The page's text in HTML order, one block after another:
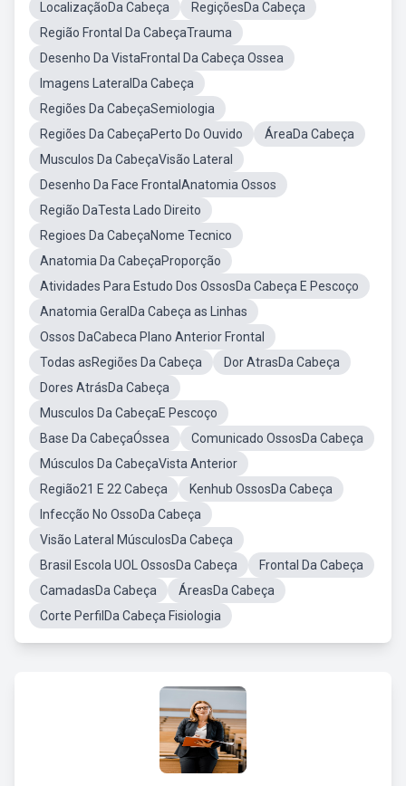
LocalizaçãoDa Cabeça
RegiçõesDa Cabeça
Região Frontal Da CabeçaTrauma
Desenho Da VistaFrontal Da Cabeça Ossea
Imagens LateralDa Cabeça
Regiões Da CabeçaSemiologia
Regiões Da CabeçaPerto Do Ouvido
ÁreaDa Cabeça
Musculos Da CabeçaVisão Lateral
Desenho Da Face FrontalAnatomia Ossos
Região DaTesta Lado Direito
Regioes Da CabeçaNome Tecnico
Anatomia Da CabeçaProporção
Atividades Para Estudo Dos OssosDa Cabeça E Pescoço
Anatomia GeralDa Cabeça as Linhas
Ossos DaCabeca Plano Anterior Frontal
Todas asRegiões Da Cabeça
Dor AtrasDa Cabeça
Dores AtrásDa Cabeça
Musculos Da CabeçaE Pescoço
Base Da CabeçaÓssea
Comunicado OssosDa Cabeça
Músculos Da CabeçaVista Anterior
Região21 E 22 Cabeça
Kenhub OssosDa Cabeça
Infecção No OssoDa Cabeça
Visão Lateral MúsculosDa Cabeça
Brasil Escola UOL OssosDa Cabeça
Frontal Da Cabeça
CamadasDa Cabeça
ÁreasDa Cabeça
Corte PerfilDa Cabeça Fisiologia